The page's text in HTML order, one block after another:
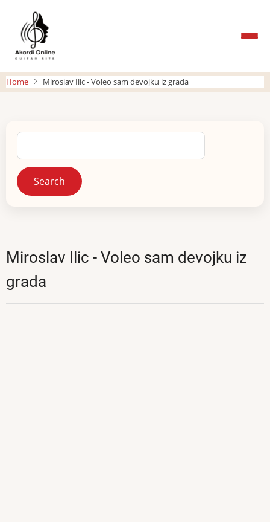
main
content
Home Miroslav Ilic - Voleo sam devojku iz grada
Search
Miroslav Ilic - Voleo sam devojku iz
grada